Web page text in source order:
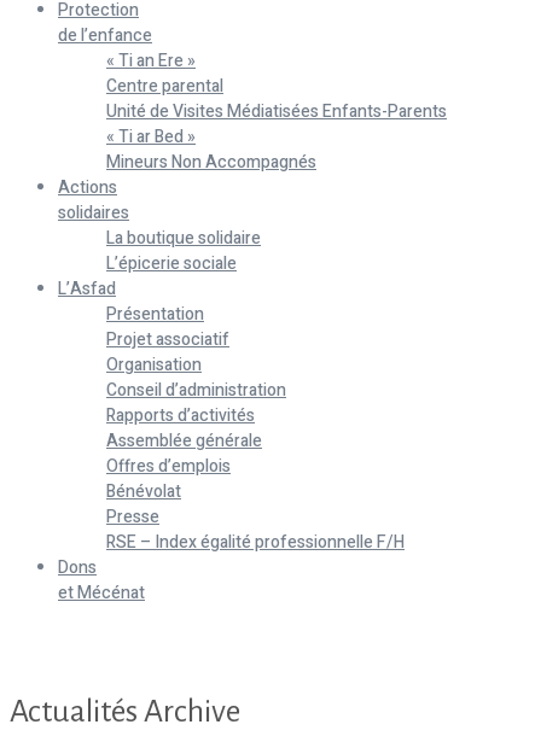
Protection
de l’enfance
« Ti an Ere »
Centre parental
Unité de Visites Médiatisées Enfants-Parents
« Ti ar Bed »
Mineurs Non Accompagnés
Actions
solidaires
La boutique solidaire
L’épicerie sociale
L’Asfad
Présentation
Projet associatif
Organisation
Conseil d’administration
Rapports d’activités
Assemblée générale
Offres d’emplois
Bénévolat
Presse
RSE – Index égalité professionnelle F/H
Dons
et Mécénat
Actualités Archive